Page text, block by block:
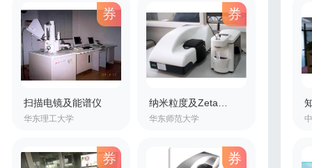
券
扫描电镜及能谱仪
华东理工大学
券
华东师范大学
券 券